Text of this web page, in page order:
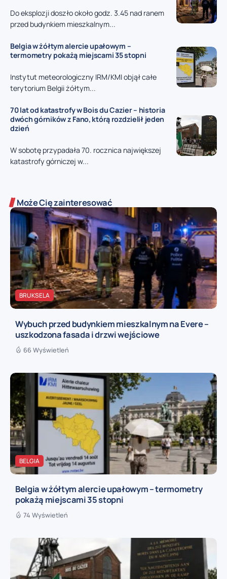
Do eksplozji doszło około godz. 3.45 nad ranem
przed budynkiem mieszkalnym...
Belgia w żółtym alercie upałowym –
termometry pokażą miejscami 35 stopni
Instytut meteorologiczny IRM/KMI objął całe
terytorium Belgii żółtym...
70 lat od katastrofy w Bois du Cazier – historia
dwóch górników z Fano, którą rozdzielił jeden
dzień
W sobotę przypadała 70. rocznica największej
katastrofy górniczej w...
Może Cię zainteresować
BRUKSELA
Wybuch przed budynkiem mieszkalnym na Evere –
uszkodzona fasada i drzwi wejściowe
66 Wyświetleń
BELGIA
Belgia w żółtym alercie upałowym – termometry
pokażą miejscami 35 stopni
74 Wyświetleń